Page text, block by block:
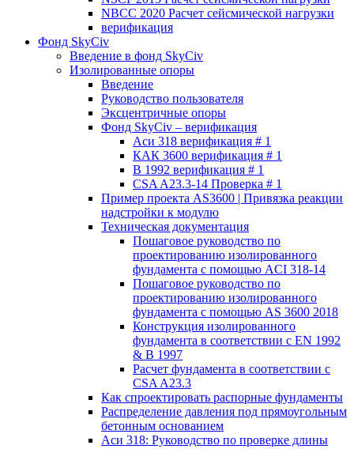
NBCC 2020 Расчет сейсмической нагрузки
верификация
Фонд SkyCiv
Введение в фонд SkyCiv
Изолированные опоры
Введение
Руководство пользователя
Эксцентричные опоры
Фонд SkyCiv – верификация
Аси 318 верификация # 1
КАК 3600 верификация # 1
В 1992 верификация # 1
CSA A23.3-14 Проверка # 1
Пример проекта AS3600 | Привязка реакции
надстройки к модулю
Техническая документация
Пошаговое руководство по
проектированию изолированного
фундамента с помощью ACI 318-14
Пошаговое руководство по
проектированию изолированного
фундамента с помощью AS 3600 2018
Конструкция изолированного
фундамента в соответствии с EN 1992
& В 1997
Расчет фундамента в соответствии с
CSA A23.3
Как спроектировать распорные фундаменты
Распределение давления под прямоугольным
бетонным основанием
Аси 318: Руководство по проверке длины